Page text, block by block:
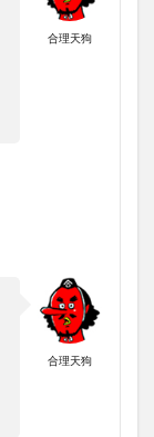
合理天狗
合理天狗